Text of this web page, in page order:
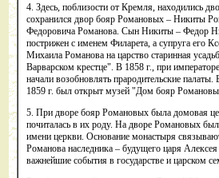
4. Здесь, поблизости от Кремля, находились
сохранился двор бояр Романовых – Никиты
Федоровича Романова. Сын Никиты – Федор
пострижен с именем Филарета, а супруга его
Михаила Романова на царство старинная
Варварском крестце". В 1858 г., при
начали возобновлять прародительские
1859 г. был открыт музей "Дом бояр
5. При дворе бояр Романовых была домовая
почиталась в их роду. На дворе Романовых
имени церкви. Основание монастыря
Романова наследника – будущего царя
важнейшие события в государстве и царском